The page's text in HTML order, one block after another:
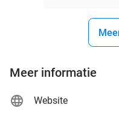
Meer informatie
Website